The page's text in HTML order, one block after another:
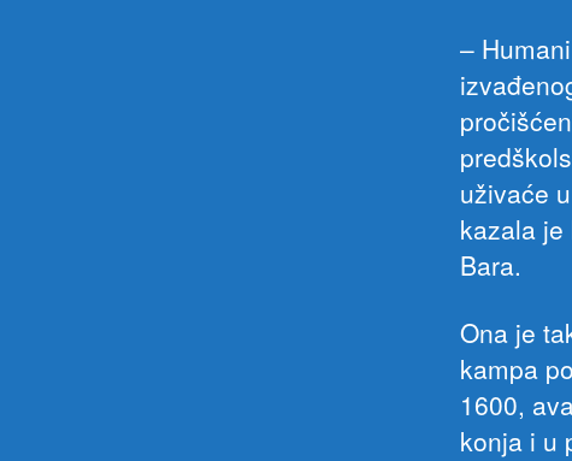
–
uživaće
kazala je
Bara.
Ona je
kampa
1600,
konja i u